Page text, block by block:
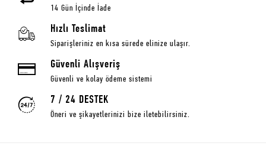
14 Gün İçinde İade
Hızlı Teslimat
Siparişleriniz en kısa sürede elinize ulaşır.
Güvenli Alışveriş
Güvenli ve kolay ödeme sistemi
7 / 24 DESTEK
Öneri ve şikayetlerinizi bize iletebilirsiniz.